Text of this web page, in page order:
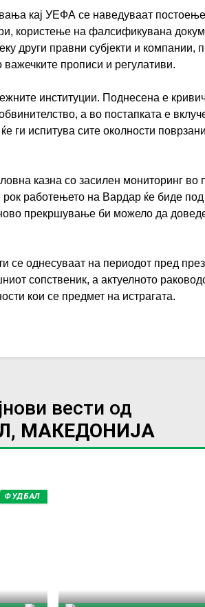
кај УЕФА се наведуваат
користење на фалсификувана
други правни субјекти и компании,
важечките прописи и регулативи.
институции. Поднесена е
а во постапката е
ги испитува сите околности
казна со засилен мониторинг во
рок работењето на Вардар ќе биде
прекршување би можело да
се однесуваат на периодот пред
сопственик, а актуелното
кои се предмет на истрагата.
вести од
МАКЕДОНИЈА
ФУДБАЛ
ИМПРЕСУМ МАРКЕТИНГ
© 2016-2026
Сите права
или комерцијална употреба на текстови,